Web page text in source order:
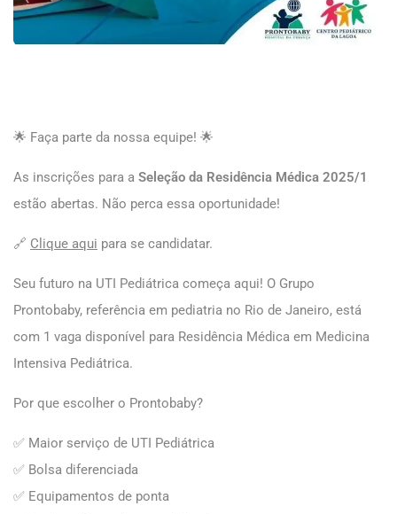
🌟 Faça parte da nossa equipe! 🌟
As inscrições para a Seleção da Residência Médica 2025/1
estão abertas. Não perca essa oportunidade!
🔗 Clique aqui para se candidatar.
Seu futuro na UTI Pediátrica começa aqui! O Grupo
Prontobaby, referência em pediatria no Rio de Janeiro, está
com 1 vaga disponível para Residência Médica em Medicina
Intensiva Pediátrica.
Por que escolher o Prontobaby?
✅ Maior serviço de UTI Pediátrica
✅ Bolsa diferenciada
✅ Equipamentos de ponta